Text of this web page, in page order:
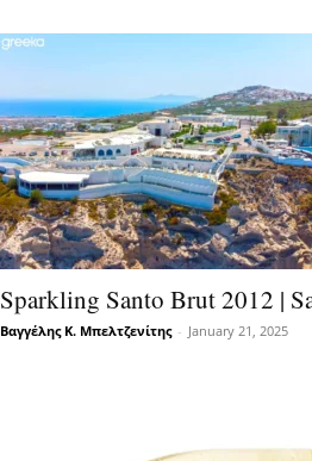
Sparkling Santo Brut 2012 |
Βαγγέλης Κ. Μπελτζενίτης - January 21, 2025